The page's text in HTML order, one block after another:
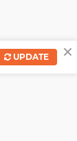
×
UPDATE